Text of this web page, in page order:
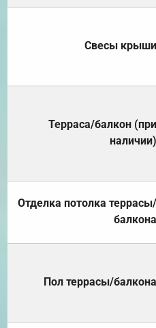
Свесы крыши
Терраса/балкон (при
наличии)
Отделка потолка террасы/
балкона
Пол террасы/балкона